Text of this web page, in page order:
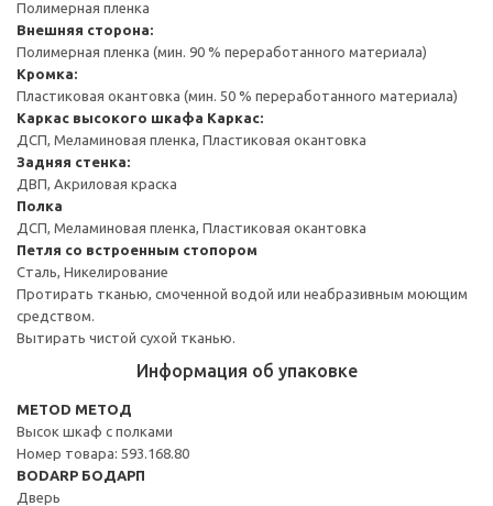
Полимерная пленка
Внешняя сторона:
Полимерная пленка (мин. 90 % переработанного материала)
Кромка:
Пластиковая окантовка (мин. 50 % переработанного материала)
Каркас высокого шкафа Каркас:
ДСП, Меламиновая пленка, Пластиковая окантовка
Задняя стенка:
ДВП, Акриловая краска
Полка
ДСП, Меламиновая пленка, Пластиковая окантовка
Петля со встроенным стопором
Сталь, Никелирование
Протирать тканью, смоченной водой или неабразивным моющим
средством.
Вытирать чистой сухой тканью.
Информация об упаковке
METOD МЕТОД
Высок шкаф с полками
Номер товара: 593.168.80
BODARP БОДАРП
Дверь